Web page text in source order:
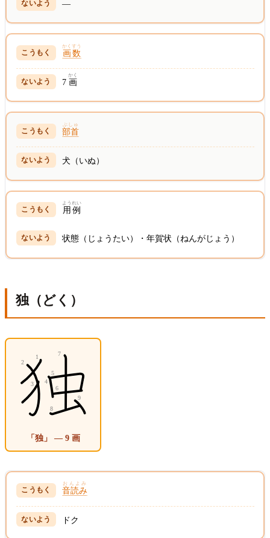
—
画数
かくすう
7 画
かく
部首
ぶしゅ
犬（いぬ）
用例
ようれい
状態（じょうたい）・年賀状（ねんがじょう）
独（どく）
「独」 — 9 画
音読み
おんよみ
ドク